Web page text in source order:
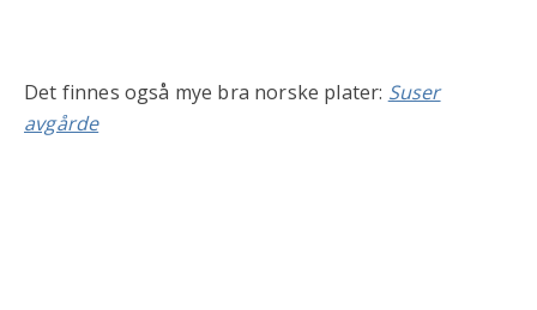
Det finnes også mye bra norske plater: Suser
avgårde